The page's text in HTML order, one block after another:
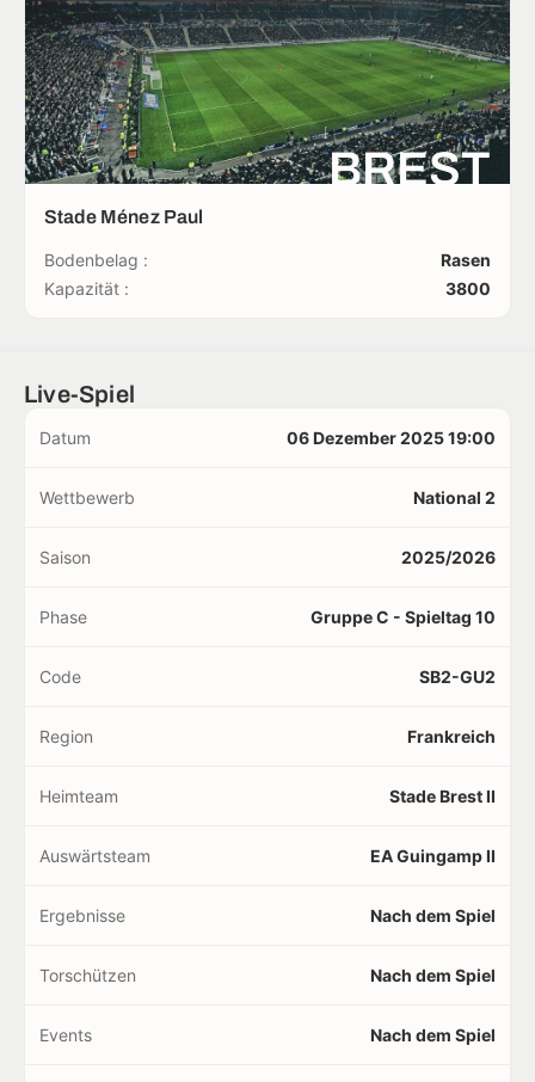
BREST
Stade Ménez Paul
Bodenbelag :
Rasen
Kapazität :
3800
Live-Spiel
Datum 06 Dezember 2025 19:00
Wettbewerb National 2
Saison 2025/2026
Phase Gruppe C - Spieltag 10
Code SB2-GU2
Region Frankreich
Heimteam Stade Brest II
Auswärtsteam EA Guingamp II
Ergebnisse Nach dem Spiel
Torschützen Nach dem Spiel
Events Nach dem Spiel